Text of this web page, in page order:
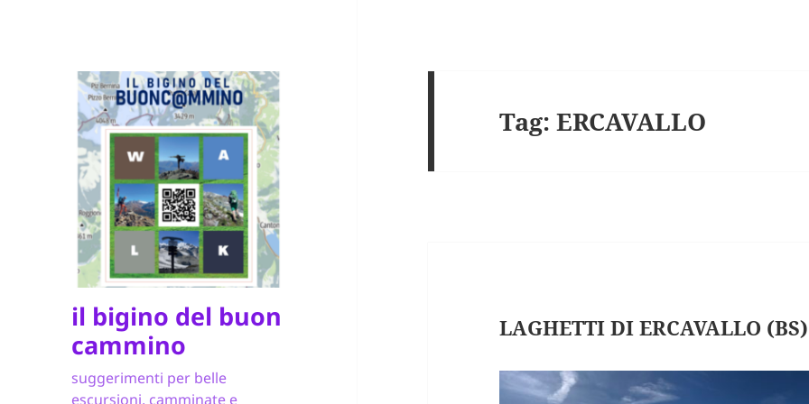
il bigino del buon
cammino
suggerimenti per belle
escursioni, camminate e
Tag:ERCAVALLO
LAGHETTI DI ERCAVALLO